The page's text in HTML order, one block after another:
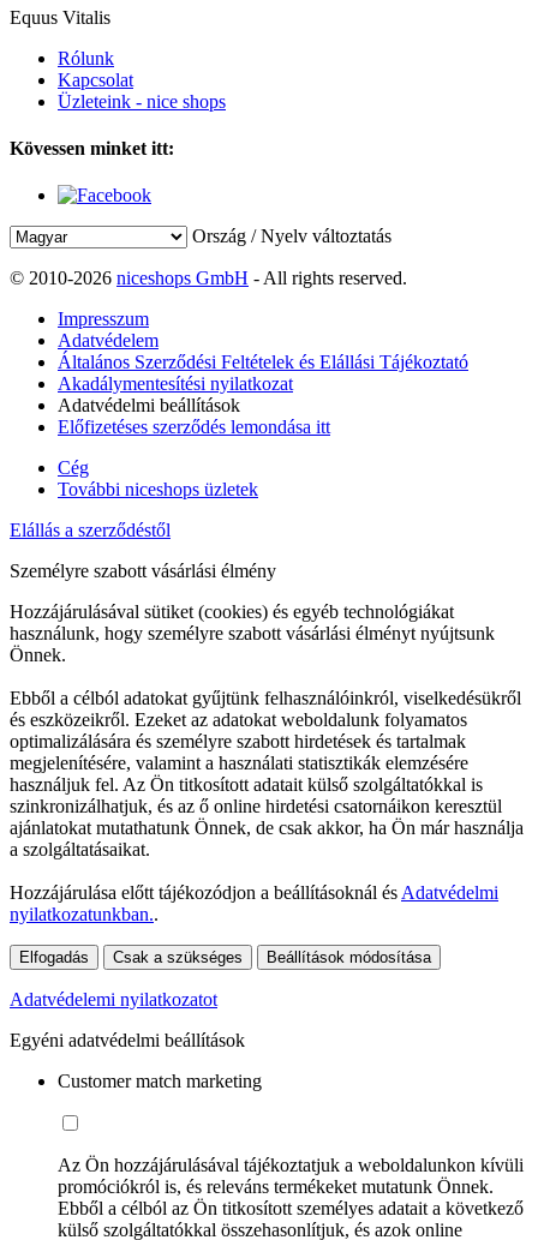
Equus Vitalis
Rólunk
Kapcsolat
Üzleteink - nice shops
Kövessen minket itt:
Ország / Nyelv változtatás
© 2010-2026 niceshops GmbH - All rights reserved.
Impresszum
Adatvédelem
Általános Szerződési Feltételek és Elállási Tájékoztató
Akadálymentesítési nyilatkozat
Adatvédelmi beállítások
Előfizetéses szerződés lemondása itt
Cég
További niceshops üzletek
Elállás a szerződéstől
Személyre szabott vásárlási élmény
Hozzájárulásával sütiket (cookies) és egyéb technológiákat
használunk, hogy személyre szabott vásárlási élményt nyújtsunk
Önnek.
Ebből a célból adatokat gyűjtünk felhasználóinkról, viselkedésükről
és eszközeikről. Ezeket az adatokat weboldalunk folyamatos
optimalizálására és személyre szabott hirdetések és tartalmak
megjelenítésére, valamint a használati statisztikák elemzésére
használjuk fel. Az Ön titkosított adatait külső szolgáltatókkal is
szinkronizálhatjuk, és az ő online hirdetési csatornáikon keresztül
ajánlatokat mutathatunk Önnek, de csak akkor, ha Ön már használja
a szolgáltatásaikat.
Hozzájárulása előtt tájékozódjon a beállításoknál és Adatvédelmi
nyilatkozatunkban..
Elfogadás Csak a szükséges Beállítások módosítása
Adatvédelemi nyilatkozatot
Egyéni adatvédelmi beállítások
Customer match marketing
Az Ön hozzájárulásával tájékoztatjuk a weboldalunkon kívüli
promóciókról is, és releváns termékeket mutatunk Önnek.
Ebből a célból az Ön titkosított személyes adatait a következő
külső szolgáltatókkal összehasonlítjuk, és azok online